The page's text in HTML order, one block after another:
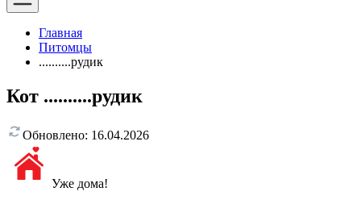
Главная
Питомцы
..........рудик
Кот ..........рудик
Обновлено: 16.04.2026
Уже дома!